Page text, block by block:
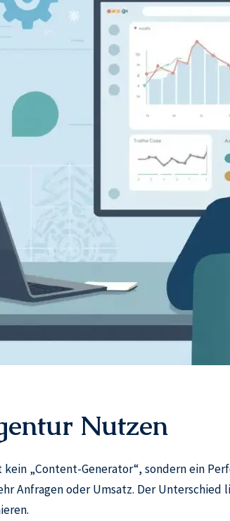
Nutzen
„Content-Generator“, sondern ein
Anfragen oder Umsatz. Der